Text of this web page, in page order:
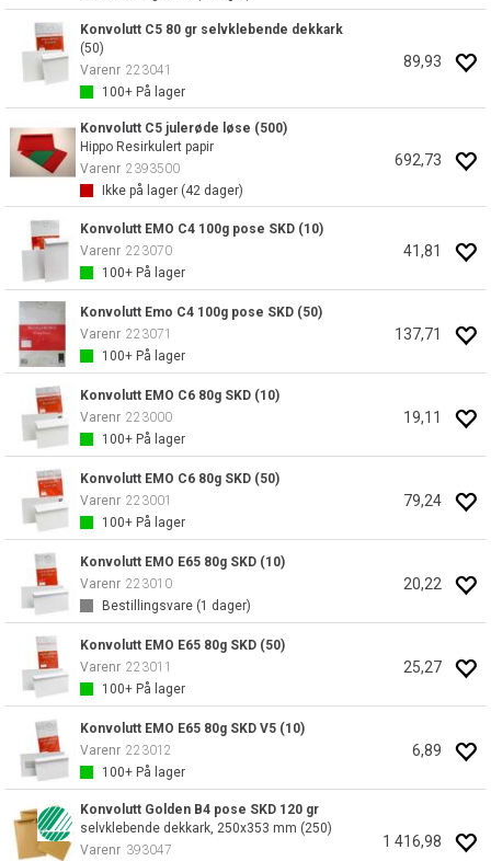
Konvolutt C5 80 gr selvklebende dekkark
(50)
Varenr 223041
100+ På lager
89,93
Konvolutt C5 julerøde løse (500)
Hippo Resirkulert papir
Varenr 2393500
Ikke på lager (42 dager)
692,73
Konvolutt EMO C4 100g pose SKD (10)
Varenr 223070
100+ På lager
41,81
Konvolutt Emo C4 100g pose SKD (50)
Varenr 223071
100+ På lager
137,71
Konvolutt EMO C6 80g SKD (10)
Varenr 223000
100+ På lager
19,11
Konvolutt EMO C6 80g SKD (50)
Varenr 223001
100+ På lager
79,24
Konvolutt EMO E65 80g SKD (10)
Varenr 223010
Bestillingsvare (1 dager)
20,22
Konvolutt EMO E65 80g SKD (50)
Varenr 223011
100+ På lager
25,27
Konvolutt EMO E65 80g SKD V5 (10)
Varenr 223012
100+ På lager
6,89
Konvolutt Golden B4 pose SKD 120 gr
selvklebende dekkark, 250x353 mm (250)
Varenr 393047 1 416,98